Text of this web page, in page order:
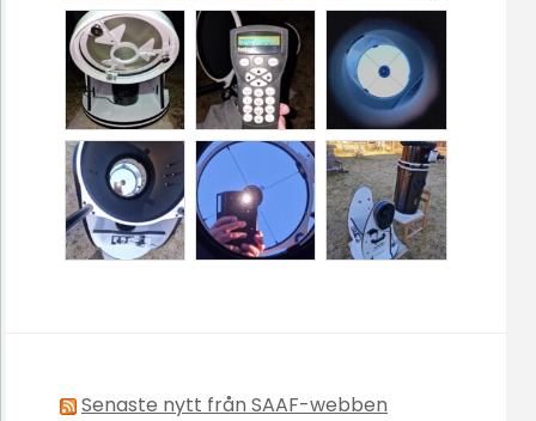
Senaste nytt från SAAF-webben